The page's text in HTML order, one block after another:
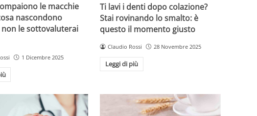
le macchie
nascondono
non le sottovaluterai
1 Dicembre 2025
Ti lavi i denti dopo colazione?
Stai rovinando lo smalto: è
questo il momento giusto
Claudio Rossi 28 Novembre 2025
Leggi di più